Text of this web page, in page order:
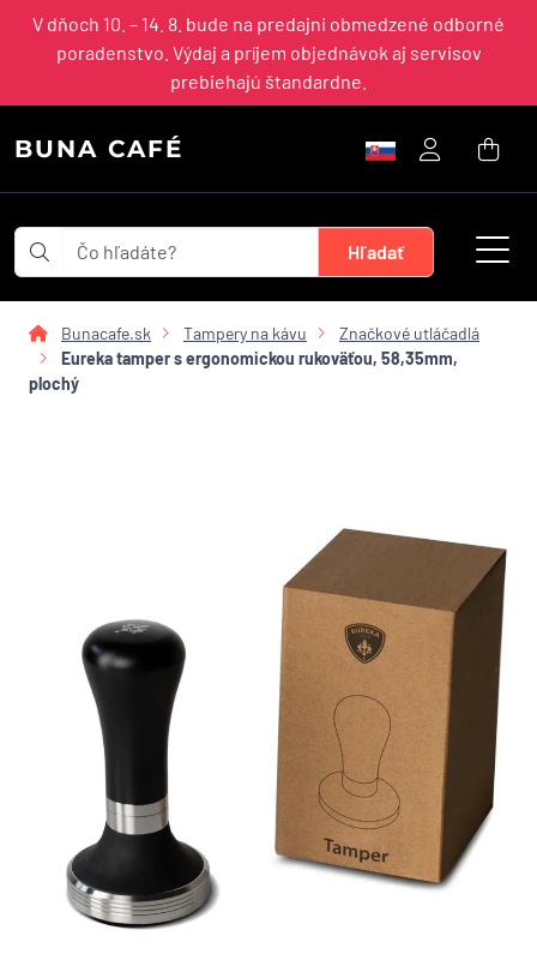
V dňoch 10. – 14. 8. bude na predajni obmedzené odborné
poradenstvo. Výdaj a príjem objednávok aj servisov
prebiehajú štandardne.
BUNA CAFÉ
Bunacafe.sk Tampery na kávu
Značkové utláčadlá
Eureka tamper s ergonomickou rukoväťou, 58,35mm,
plochý